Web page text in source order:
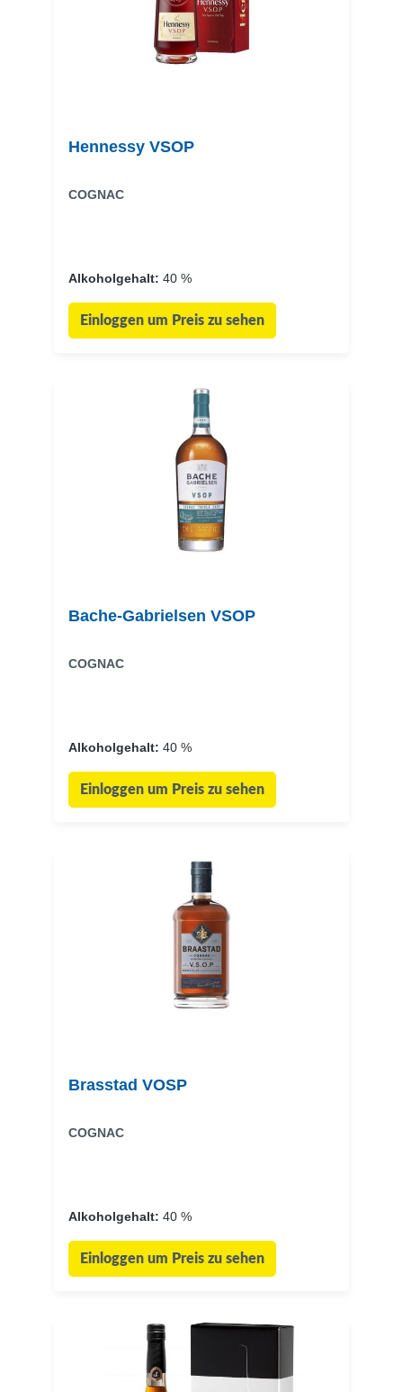
Hennessy VSOP
COGNAC
Alkoholgehalt: 40 %
Einloggen um Preis zu sehen
Bache-Gabrielsen VSOP
COGNAC
Alkoholgehalt: 40 %
Einloggen um Preis zu sehen
Brasstad VOSP
COGNAC
Alkoholgehalt: 40 %
Einloggen um Preis zu sehen